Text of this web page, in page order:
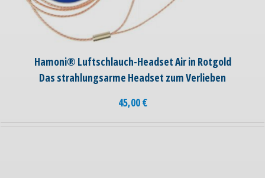
Hamoni® Luftschlauch-Headset Air in Rotgold
Das strahlungsarme Headset zum Verlieben
45,00€